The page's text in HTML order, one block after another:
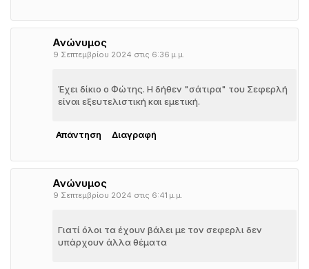
Ανώνυμος
9 Σεπτεμβρίου 2024 στις 6:36 μ.μ.
Έχει δίκιο ο Φώτης. Η δήθεν "σάτιρα" του Σεφερλή
είναι εξευτελιστική και εμετική.
Απάντηση Διαγραφή
Ανώνυμος
9 Σεπτεμβρίου 2024 στις 6:41 μ.μ.
Γιατί όλοι τα έχουν βάλει με τον σεφερλι δεν
υπάρχουν άλλα θέματα